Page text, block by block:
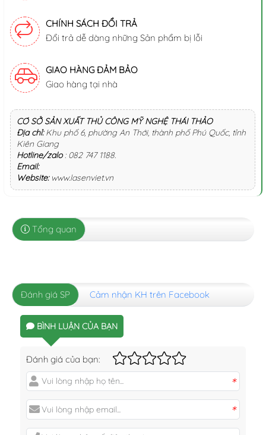
CHÍNH SÁCH ĐỔI TRẢ
Đổi trả dễ dàng những Sản phẩm bị lỗi
GIAO HÀNG ĐẢM BẢO
Giao hàng tại nhà
CƠ SỞ SẢN XUẤT THỦ CÔNG MỸ NGHỆ THÁI THẢO
Địa chỉ:Khu phố 6, phường An Thới, thành phố Phú Quốc, tỉnh
Kiên Giang
Hotline/zalo:082 747 1188.
Email:
Website:www.lasenviet.vn
Tổng quan
Đánh giá SP Cảm nhận KH trên Facebook
BÌNH LUẬN CỦA BẠN
Đánh giá của bạn:
*
*